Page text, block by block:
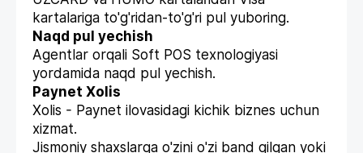
kartalariga to'g'ridan-to'g'ri pul yuboring.
Naqd pul yechish
Agentlar orqali Soft POS texnologiyasi
yordamida naqd pul yechish.
Paynet Xolis
Xolis - Paynet ilovasidagi kichik biznes uchun
xizmat.
Jismoniy shaxslarga o'zini o'zi band qilgan yoki